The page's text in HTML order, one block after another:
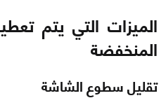
الميزات التي يتم
المنخفضة
تقليل سطوع الشاشة